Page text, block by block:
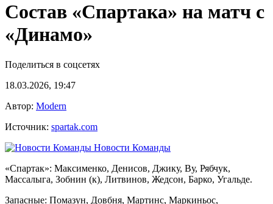
Состав «Спартака» на матч с
«Динамо»
Поделиться в соцсетях
18.03.2026, 19:47
Автор: Modern
Источник: spartak.com
Новости Команды
«Спартак»: Максименко, Денисов, Джику, Ву, Рябчук,
Массалыга, Зобнин (к), Литвинов, Жедсон, Барко, Угальде.
Запасные: Помазун, Довбня, Мартинс, Маркиньос,